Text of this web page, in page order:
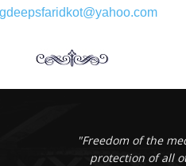
"Freedom of the
protection of all